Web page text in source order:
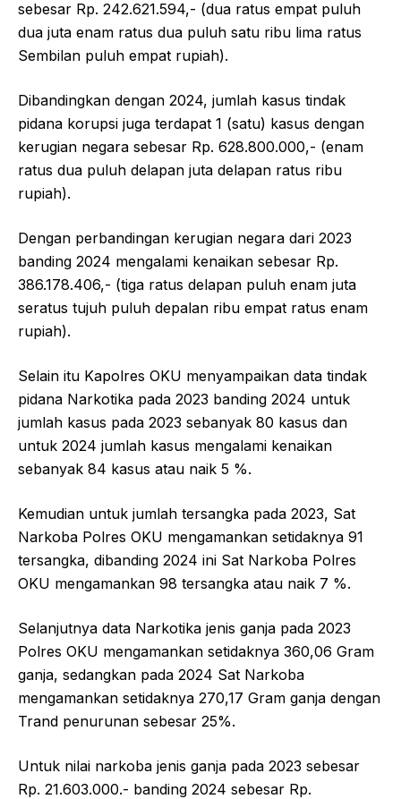
sebesar Rp. 242.621.594,- (dua ratus empat puluh
dua juta enam ratus dua puluh satu ribu lima ratus
Sembilan puluh empat rupiah).
Dibandingkan dengan 2024, jumlah kasus tindak
pidana korupsi juga terdapat 1 (satu) kasus dengan
kerugian negara sebesar Rp. 628.800.000,- (enam
ratus dua puluh delapan juta delapan ratus ribu
rupiah).
Dengan perbandingan kerugian negara dari 2023
banding 2024 mengalami kenaikan sebesar Rp.
386.178.406,- (tiga ratus delapan puluh enam juta
seratus tujuh puluh depalan ribu empat ratus enam
rupiah).
Selain itu Kapolres OKU menyampaikan data tindak
pidana Narkotika pada 2023 banding 2024 untuk
jumlah kasus pada 2023 sebanyak 80 kasus dan
untuk 2024 jumlah kasus mengalami kenaikan
sebanyak 84 kasus atau naik 5 %.
Kemudian untuk jumlah tersangka pada 2023, Sat
Narkoba Polres OKU mengamankan setidaknya 91
tersangka, dibanding 2024 ini Sat Narkoba Polres
OKU mengamankan 98 tersangka atau naik 7 %.
Selanjutnya data Narkotika jenis ganja pada 2023
Polres OKU mengamankan setidaknya 360,06 Gram
ganja, sedangkan pada 2024 Sat Narkoba
mengamankan setidaknya 270,17 Gram ganja dengan
Trand penurunan sebesar 25%.
Untuk nilai narkoba jenis ganja pada 2023 sebesar
Rp. 21.603.000.- banding 2024 sebesar Rp.